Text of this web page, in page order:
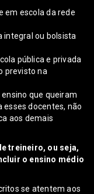
em escola da rede
integral ou bolsista
pública e privada
previsto na
que queiram
esses docentes, não
aos demais
treineiro, ou seja,
o ensino médio
se atentem aos